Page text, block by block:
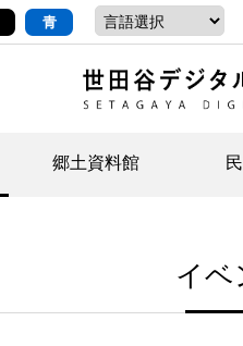
青
郷土資料館
イベント
イベント
ジュニア講
イベ